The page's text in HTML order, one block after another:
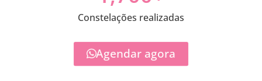
Constelações realizadas
Agendar agora